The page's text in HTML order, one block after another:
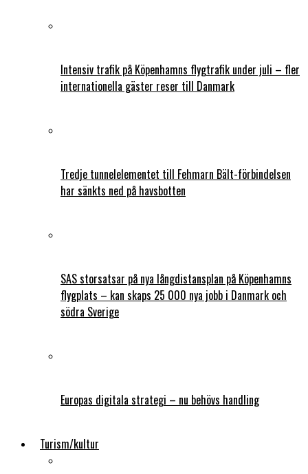
Intensiv trafik på Köpenhamns flygtrafik under juli – fler
internationella gäster reser till Danmark
Tredje tunnelelementet till Fehmarn Bält-förbindelsen
har sänkts ned på havsbotten
SAS storsatsar på nya långdistansplan på Köpenhamns
flygplats – kan skaps 25 000 nya jobb i Danmark och
södra Sverige
Europas digitala strategi – nu behövs handling
Turism/kultur